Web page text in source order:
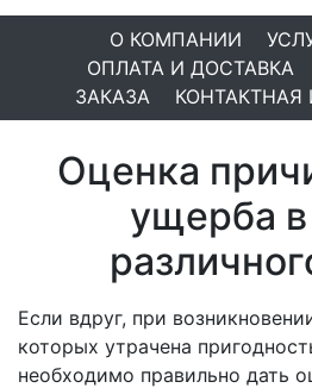
О КОМПАНИИ
ОПЛАТА И ДОСТАВКА
ЗАКАЗА
Оценка
ущерба
Если вдруг, при
которых утрачена
необходимо правильно дать